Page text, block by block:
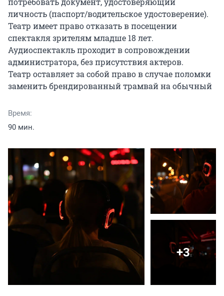
личность (паспорт/водительское удостоверение).
Театр имеет право отказать в посещении
спектакля зрителям младше 18 лет.
Аудиоспектакль проходит в сопровождении
администратора, без присутствия актеров.
Театр оставляет за собой право в случае поломки
заменить брендированный трамвай на обычный
Время:
90 мин.
+3